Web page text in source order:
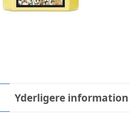
Yderligere information